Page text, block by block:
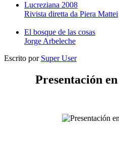
Lucreziana 2008
Rivista diretta da Piera Mattei
El bosque de las cosas
Jorge Arbeleche
Escrito por Super User
Presentación